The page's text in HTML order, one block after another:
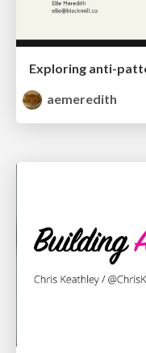
Exploring anti-
aemeredith